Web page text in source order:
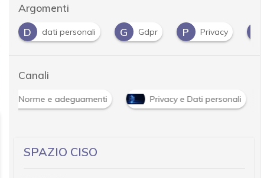
Argomenti
D dati personali G Gdpr P Privacy
Canali
Norme e adeguamenti Privacy e Dati personali
SPAZIO CISO